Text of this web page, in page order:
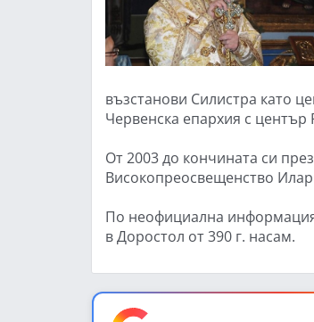
възстанови Силистра като
Червенска епархия с център
От 2003 до кончината си
Високопреосвещенство
По неофициална
в Доростол от 390 г. насам.